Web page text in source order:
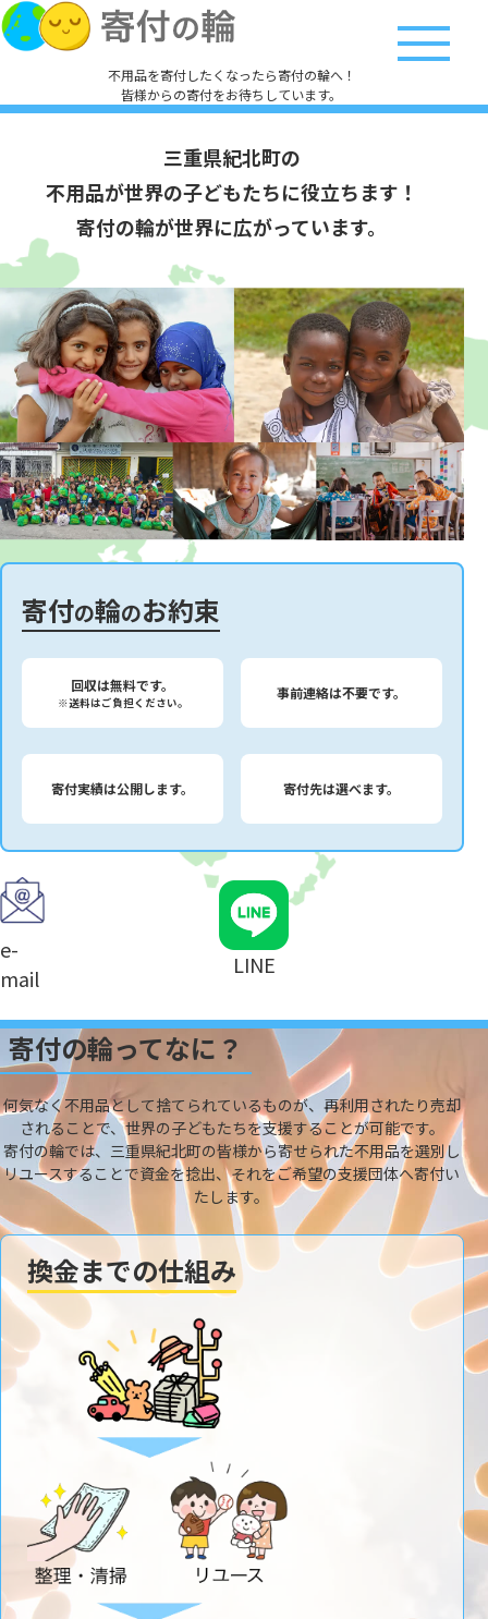
不用品を寄付したくなったら寄付の輪へ！
皆様からの寄付をお待ちしています。
三重県紀北町の
不用品が世界の子どもたちに役立ちます！
寄付の輪が世界に広がっています。
寄付の輪のお約束
回収は無料です。
※送料はご負担ください。
事前連絡は不要です。
寄付実績は公開します。 寄付先は選べます。
e-
mail
LINE
寄付の輪ってなに？
何気なく不用品として捨てられているものが、再利用されたり売却
されることで、世界の子どもたちを支援することが可能です。
寄付の輪では、三重県紀北町の皆様から寄せられた不用品を選別し
リユースすることで資金を捻出、それをご希望の支援団体へ寄付い
たします。
換金までの仕組み